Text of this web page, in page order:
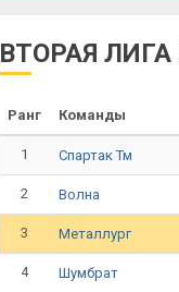
ВТОРАЯ
Ранг Команды
1 Спартак Тм
2 Волна
3 Металлург
4 Шумбрат